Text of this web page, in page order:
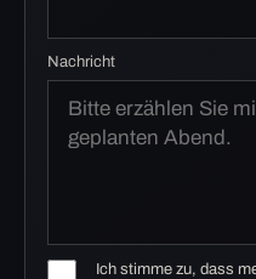
Nachricht
Ich stimme zu, dass